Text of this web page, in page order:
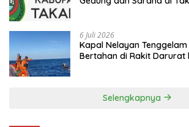
6 Juli 2026
Kapal Nelayan
Bertahan di Rakit Darurat
Selengkapnya